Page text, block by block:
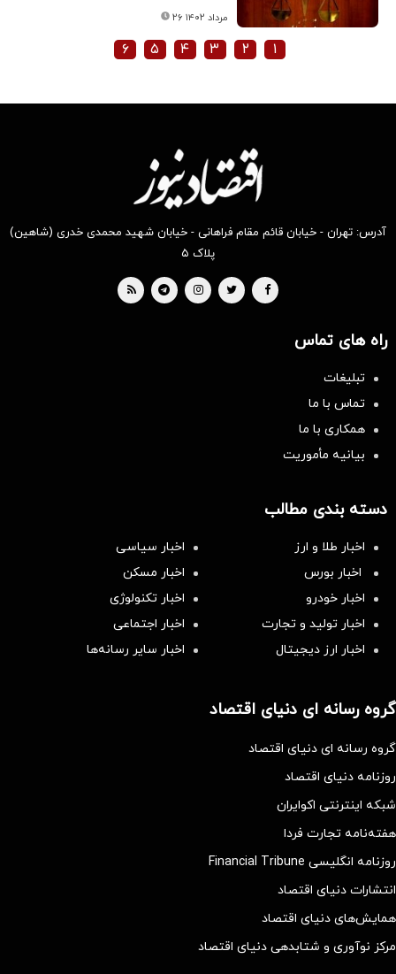
۲۶ مرداد ۱۴۰۲
۱ ۲ ۳ ۴ ۵ ۶
آدرس: تهران - خیابان قائم مقام فراهانی - خیابان شهید محمدی خدری (شاهین)
پلاک ۵
راه های تماس
تبلیغات
تماس با ما
همکاری با ما
بیانیه مأموریت
دسته بندی مطالب
اخبار طلا و ارز
اخبار سیاسی
اخبار بورس
اخبار مسکن
اخبار خودرو
اخبار تکنولوژی
اخبار تولید و تجارت
اخبار اجتماعی
اخبار ارز دیجیتال
اخبار سایر رسانه‌‌ها
گروه رسانه ای دنیای اقتصاد
گروه رسانه ای دنیای اقتصاد
روزنامه دنیای اقتصاد
شبکه اینترنتی اکوایران
هفته‌نامه تجارت فردا
روزنامه انگلیسی Financial Tribune
انتشارات دنیای اقتصاد
همایش‌های دنیای اقتصاد
مرکز نوآوری و شتابدهی دنیای اقتصاد